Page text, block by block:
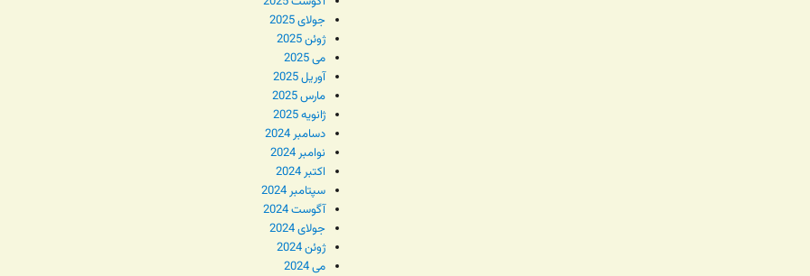
جولای 2025
ژوئن 2025
می 2025
آوریل 2025
مارس 2025
ژانویه 2025
دسامبر 2024
نوامبر 2024
اکتبر 2024
سپتامبر 2024
آگوست 2024
جولای 2024
ژوئن 2024
می 2024